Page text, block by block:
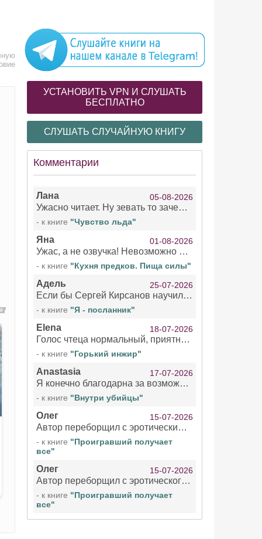
УСТАНОВИТЬ VPN И СЛУШАТЬ
БЕСПЛАТНО
СЛУШАТЬ СЛУЧАЙНУЮ КНИГУ
Комментарии
Лана 05-08-2026
Ужасно читает. Ну зевать то зачем. Уже не говорю, что ударения ставит, как хочет.
- к книге "Чувство льда"
Яна 01-08-2026
Ужас, а не озвучка! Невозможно вникать в смысл текста из за кривляний чтеца
- к книге "Кухня предков. Пища силы"
Адель 25-07-2026
Если бы Сергей Кирсанов научился не сглатывать каждые 1-2 минуты слюну, так что слышно в микрофоне и, что вызывает отвращение, то мелжно было бы слушать.
- к книге "Я - посланник"
Elena 18-07-2026
Голос чтеца нормальный, приятный тембр. Мне очень понравилось озвучивание рассказа. Очень странный отзыв Надежды. Может у неё что-то с нервами?
- к книге "Горький инжир"
Anastasia 17-07-2026
Я конечно благодарна за возможность бесплатно слушать книги даже новинки , но чтение этой книги просто ужасно
- к книге "Внутри убийцы"
Олег 15-07-2026
Автор переборщил с эротическими сценами. Похоже, с этим у него проблемы.
- к книге "Проигравший получает
все"
Олег 15-07-2026
Автор переборщил с эротического сценами. Похоже, с этим у него проблемы.
- к книге "Проигравший получает
все"